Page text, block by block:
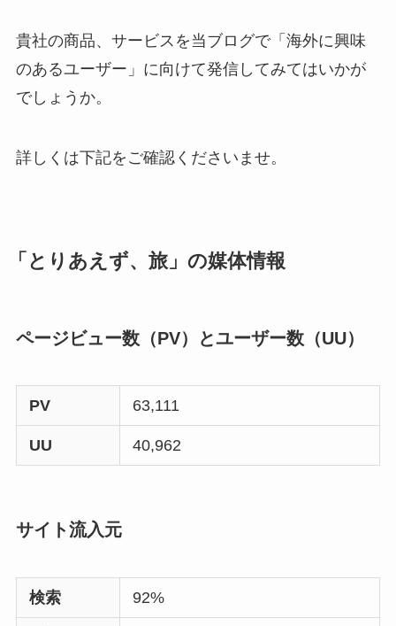
貴社の商品、サービスを当ブログで「海外に興味
のあるユーザー」に向けて発信してみてはいかが
でしょうか。
詳しくは下記をご確認くださいませ。
「とりあえず、旅」の媒体情報
ページビュー数（PV）とユーザー数（UU）
PV 63,111
UU 40,962
サイト流入元
検索 92%